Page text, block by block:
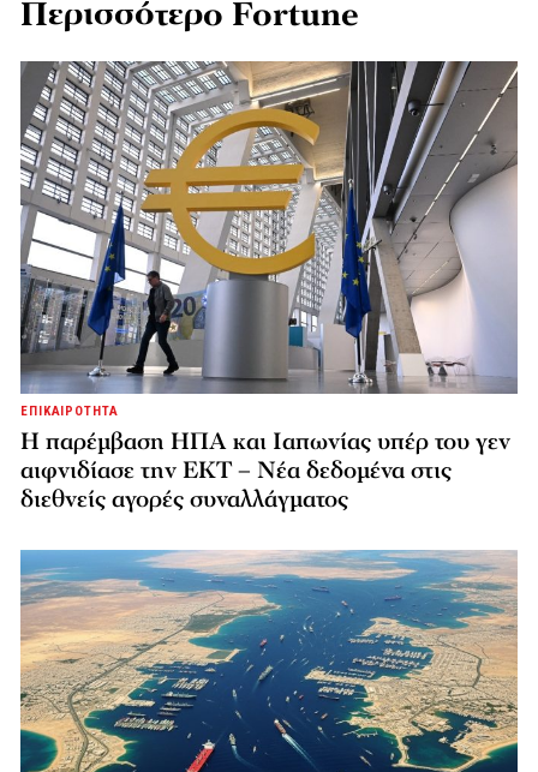
Περισσότερο Fortune
ΕΠΙΚΑΙΡΟΤΗΤΑ
Η παρέμβαση ΗΠΑ και Ιαπωνίας υπέρ του γεν
αιφνιδίασε την ΕΚΤ – Νέα δεδομένα στις
διεθνείς αγορές συναλλάγματος